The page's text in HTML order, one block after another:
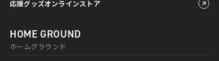
応援グッズオンラインストア
HOME GROUND
ホームグラウンド